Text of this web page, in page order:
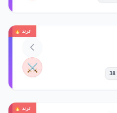
ترند 🔥
⚔️
ترند 🔥